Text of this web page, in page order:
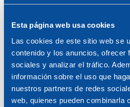
Esta página web usa cookies
Las cookies de este sitio web se
contenido y los anuncios, ofrecer
sociales y analizar el tráfico.
información sobre el uso que
nuestros partners de redes
web, quienes pueden combinarla
Descríbete y cuéntanos por qué
nosotros